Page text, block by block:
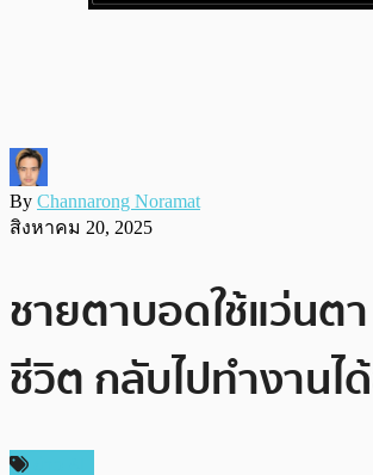
By Channarong Noramat
สิงหาคม 20, 2025
ชายตาบอดใช้แว่นต
ชีวิต กลับไปทำงานไ